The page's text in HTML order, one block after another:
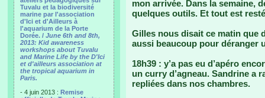
Tuvalu et la biodiversité
marine par l'association
d'Ici et d'Ailleurs à
l'aquarium de la Porte
Dorée. / June 6th and 8th,
2013: Kid awareness
workshops about Tuvalu
and Marine Life by the D'Ici
et d'ailleurs association at
the tropical aquarium in
Paris.
- 4 juin 2013 : Remise
mon arrivée. Dans la semaine,
quelques outils. Et tout est resté
Gilles nous disait ce matin que
aussi beaucoup pour déranger
18h39 : y’a pas eu d’apéro
un curry d’agneau. Sandrine a
repliées dans nos chambres.